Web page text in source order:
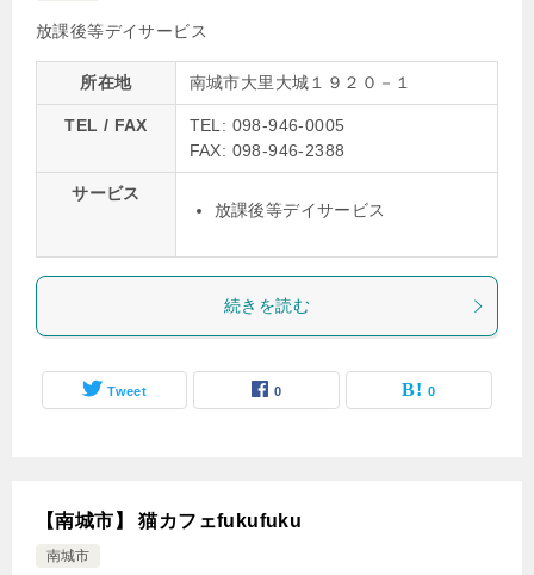
放課後等デイサービス
所在地 南城市大里大城１９２０－１
TEL / FAX
TEL: 098-946-0005
FAX: 098-946-2388
サービス
放課後等デイサービス
続きを読む
Tweet 0 0
【南城市】 猫カフェfukufuku
南城市